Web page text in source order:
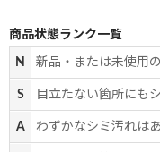
商品状態ランク一覧
N 新品・または未使用
S 目立たない箇所にも
A わずかなシミ汚れは